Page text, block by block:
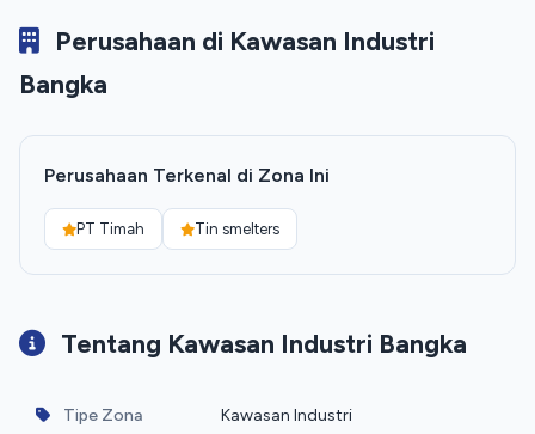
Perusahaan di Kawasan Industri
Bangka
Perusahaan Terkenal di Zona Ini
PT Timah Tin smelters
Tentang Kawasan Industri Bangka
Tipe Zona Kawasan Industri